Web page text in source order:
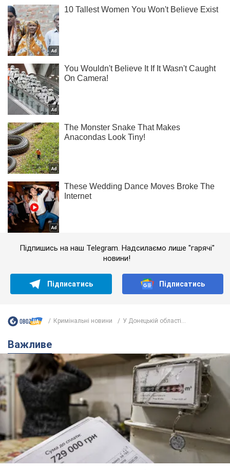
Підпишись на наш Telegram. Надсилаємо лише "гарячі"
новини!
Підписатись Підписатись
Кримінальні новини У Донецькій області...
Важливе